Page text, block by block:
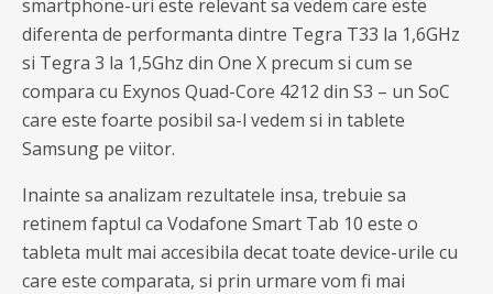
smartphone-uri este relevant sa vedem care este
diferenta de performanta dintre Tegra T33 la 1,6GHz
si Tegra 3 la 1,5Ghz din One X precum si cum se
compara cu Exynos Quad-Core 4212 din S3 – un SoC
care este foarte posibil sa-l vedem si in tablete
Samsung pe viitor.
Inainte sa analizam rezultatele insa, trebuie sa
retinem faptul ca Vodafone Smart Tab 10 este o
tableta mult mai accesibila decat toate device-urile cu
care este comparata, si prin urmare vom fi mai